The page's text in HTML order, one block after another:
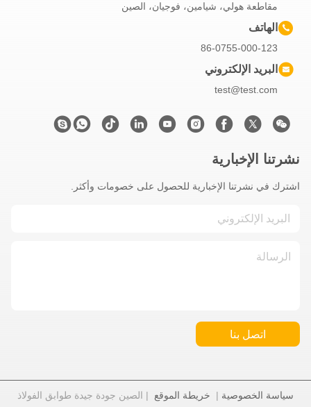
مقاطعة هولي، شيامين، فوجيان، الصين
الهاتف
86-0755-000-123
البريد الإلكتروني
test@test.com
نشرتنا الإخبارية
اشترك في نشرتنا الإخبارية للحصول على خصومات وأكثر.
اتصل بنا
سياسة الخصوصية | خريطة الموقع | الصين جودة جيدة طوابق الفولاذ